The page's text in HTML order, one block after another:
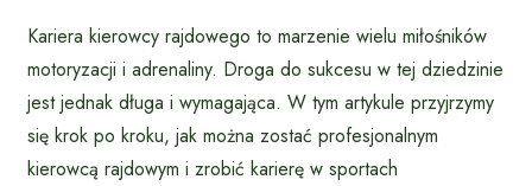
Kariera kierowcy rajdowego to marzenie wielu miłośników
motoryzacji i adrenaliny. Droga do sukcesu w tej dziedzinie
jest jednak długa i wymagająca. W tym artykule przyjrzymy
się krok po kroku, jak można zostać profesjonalnym
kierowcą rajdowym i zrobić karierę w sportach